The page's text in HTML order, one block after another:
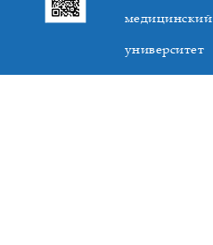
медицинский
университет